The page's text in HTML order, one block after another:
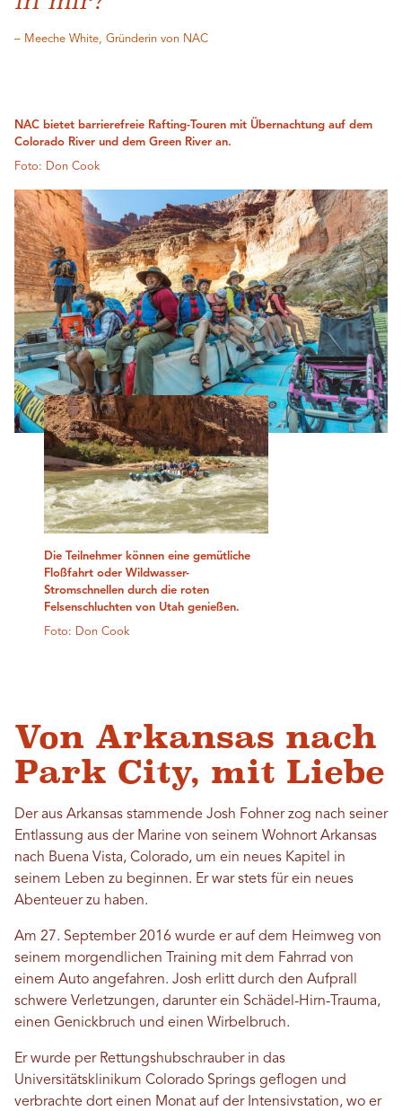
– Meeche White, Gründerin von NAC
Die Teilnehmer können eine gemütliche
Floßfahrt oder Wildwasser-
Stromschnellen durch die roten
Felsenschluchten von Utah genießen.
Foto: Don Cook
NAC bietet barrierefreie Rafting-Touren mit Übernachtung auf dem
Colorado River und dem Green River an.
Foto: Don Cook
Von Arkansas nach
Park City, mit Liebe
Der aus Arkansas stammende Josh Fohner zog nach seiner
Entlassung aus der Marine von seinem Wohnort Arkansas
nach Buena Vista, Colorado, um ein neues Kapitel in
seinem Leben zu beginnen. Er war stets für ein neues
Abenteuer zu haben.
Am 27. September 2016 wurde er auf dem Heimweg von
seinem morgendlichen Training mit dem Fahrrad von
einem Auto angefahren. Josh erlitt durch den Aufprall
schwere Verletzungen, darunter ein Schädel-Hirn-Trauma,
einen Genickbruch und einen Wirbelbruch.
Er wurde per Rettungshubschrauber in das
Universitätsklinikum Colorado Springs geflogen und
verbrachte dort einen Monat auf der Intensivstation, wo er